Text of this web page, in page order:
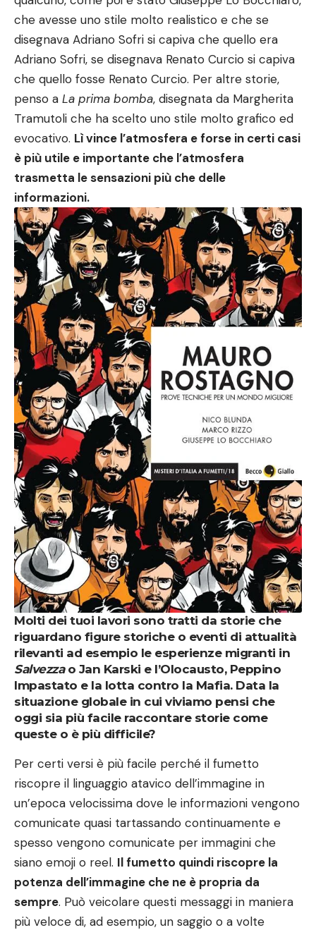
che avesse uno stile molto realistico e che se
disegnava Adriano Sofri si capiva che quello era
Adriano Sofri, se disegnava Renato Curcio si capiva
che quello fosse Renato Curcio. Per altre storie,
penso a La prima bomba, disegnata da Margherita
Tramutoli che ha scelto uno stile molto grafico ed
evocativo. Lì vince l’atmosfera e forse in certi casi
è più utile e importante che l’atmosfera
trasmetta le sensazioni più che delle
informazioni.
Molti dei tuoi lavori sono tratti da storie che
riguardano figure storiche o eventi di attualità
rilevanti ad esempio le esperienze migranti in
Salvezzao Jan Karski e l’Olocausto, Peppino
Impastato e la lotta contro la Mafia. Data la
situazione globale in cui viviamo pensi che
oggi sia più facile raccontare storie come
queste o è più difficile?
Per certi versi è più facile perché il fumetto
riscopre il linguaggio atavico dell’immagine in
un’epoca velocissima dove le informazioni vengono
comunicate quasi tartassando continuamente e
spesso vengono comunicate per immagini che
siano emoji o reel. Il fumetto quindi riscopre la
potenza dell’immagine che ne è propria da
sempre. Può veicolare questi messaggi in maniera
più veloce di, ad esempio, un saggio o a volte